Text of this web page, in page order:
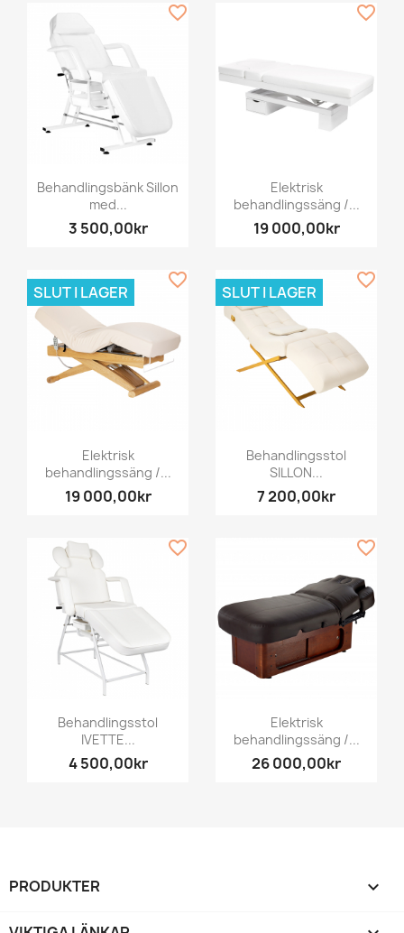
Behandlingsbänk Sillon
med...
3 500,00kr
favorite_border
Elektrisk
behandlingssäng /...
19 000,00kr
favorite_border
Elektrisk
behandlingssäng /...
19 000,00kr
SLUT I LAGER
favorite_border
Behandlingsstol
SILLON...
7 200,00kr
SLUT I LAGER
favorite_border
Behandlingsstol
IVETTE...
4 500,00kr
favorite_border
Elektrisk
behandlingssäng /...
26 000,00kr
favorite_border
PRODUKTER 